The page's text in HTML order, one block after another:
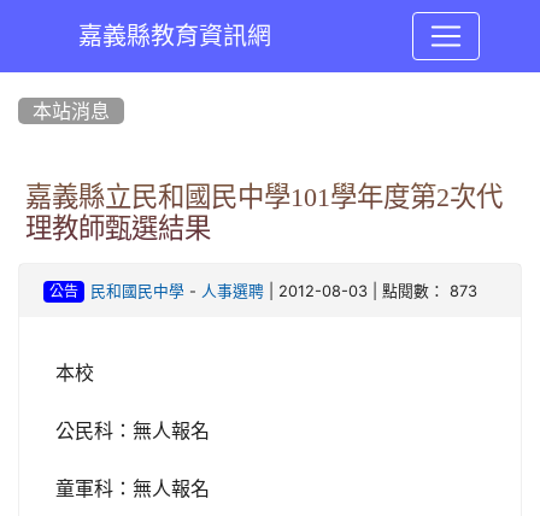
嘉義縣教育資訊網
本站消息
嘉義縣立民和國民中學101學年度第2次代
理教師甄選結果
公告 民和國民中學- 人事選聘| 2012-08-03 | 點閱數： 873
本校
公民科：無人報名
童軍科：無人報名